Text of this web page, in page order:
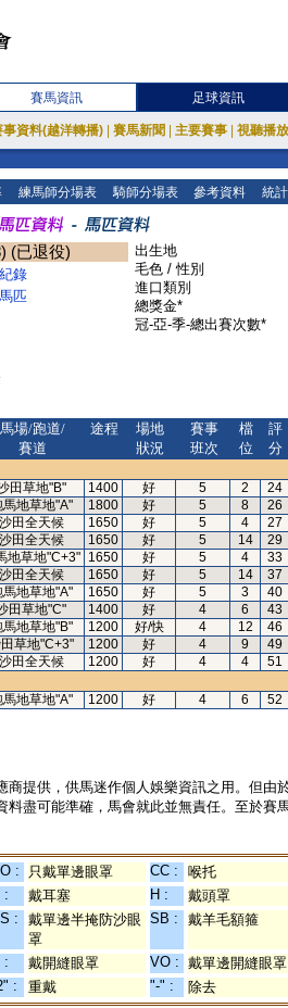
賽馬資訊 足球資訊
事資料(越洋轉播) 賽馬新聞 主要賽事 視聽播
練馬師分場表 騎師分場表 參考資料 統
(已退役)
錄
匹
出生地
毛色 / 性別
進口類別
總獎金*
冠-亞-季-總出賽次數*
馬場/跑道/
賽道
途程
場地
狀況
賽事
班次
檔
位
評
分
田草地"B" 1400 好 5 2
24
馬地草地"A" 1800 好 5 8
26
沙田全天候 1650 好 5 4
27
沙田全天候 1650 好 5 14
29
地草地"C+3" 1650 好 5 4
33
沙田全天候 1650 好 5 14
37
馬地草地"A" 1650 好 5 3
40
田草地"C" 1400 好 4 6
43
馬地草地"B" 1200 好/快 4 12
46
草地"C+3" 1200 好 4 9
49
沙田全天候 1200 好 4 4
51
馬地草地"A" 1200 好 4 6 52
商提供，供馬迷作個人娛樂資訊之用。但
料盡可能準確，馬會就此並無責任。至於賽
: 只戴單邊眼罩 CC :
喉托
: 戴耳塞 H :
戴頭罩
:
戴單邊半掩防沙眼
罩
SB : 戴羊毛額箍
: 戴開縫眼罩 VO : 戴單邊開縫眼罩
: 重戴 "-" : 除去